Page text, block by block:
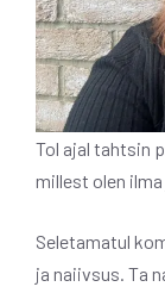
Tol ajal tahtsin
millest olen
Seletamatul
ja naiivsus. Ta